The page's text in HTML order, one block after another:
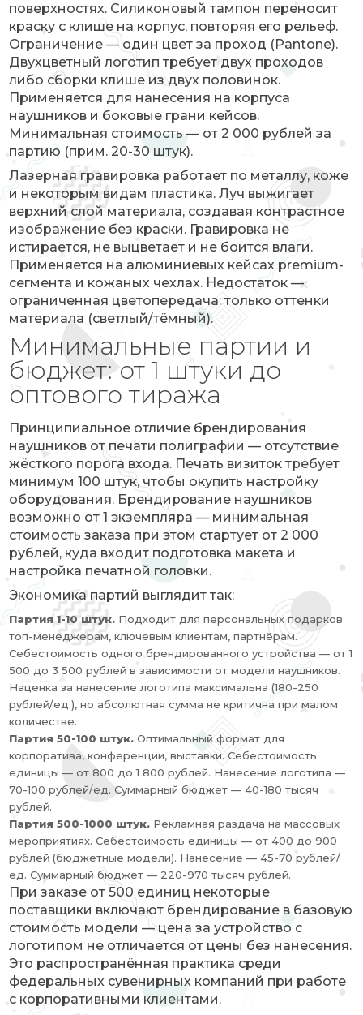
поверхностях. Силиконовый тампон переносит
краску с клише на корпус, повторяя его рельеф.
Ограничение — один цвет за проход (Pantone).
Двухцветный логотип требует двух проходов
либо сборки клише из двух половинок.
Применяется для нанесения на корпуса
наушников и боковые грани кейсов.
Минимальная стоимость — от 2 000 рублей за
партию (прим. 20-30 штук).
Лазерная гравировка работает по металлу, коже
и некоторым видам пластика. Луч выжигает
верхний слой материала, создавая контрастное
изображение без краски. Гравировка не
истирается, не выцветает и не боится влаги.
Применяется на алюминиевых кейсах premium-
сегмента и кожаных чехлах. Недостаток —
ограниченная цветопередача: только оттенки
материала (светлый/тёмный).
Минимальные партии и
бюджет: от 1 штуки до
оптового тиража
Принципиальное отличие брендирования
наушников от печати полиграфии — отсутствие
жёсткого порога входа. Печать визиток требует
минимум 100 штук, чтобы окупить настройку
оборудования. Брендирование наушников
возможно от 1 экземпляра — минимальная
стоимость заказа при этом стартует от 2 000
рублей, куда входит подготовка макета и
настройка печатной головки.
Экономика партий выглядит так:
Партия 1-10 штук. Подходит для персональных подарков
топ-менеджерам, ключевым клиентам, партнёрам.
Себестоимость одного брендированного устройства — от 1
500 до 3 500 рублей в зависимости от модели наушников.
Наценка за нанесение логотипа максимальна (180-250
рублей/ед.), но абсолютная сумма не критична при малом
количестве.
Партия 50-100 штук. Оптимальный формат для
корпоратива, конференции, выставки. Себестоимость
единицы — от 800 до 1 800 рублей. Нанесение логотипа —
70-100 рублей/ед. Суммарный бюджет — 40-180 тысяч
рублей.
Партия 500-1000 штук. Рекламная раздача на массовых
мероприятиях. Себестоимость единицы — от 400 до 900
рублей (бюджетные модели). Нанесение — 45-70 рублей/
ед. Суммарный бюджет — 220-970 тысяч рублей.
При заказе от 500 единиц некоторые
поставщики включают брендирование в базовую
стоимость модели — цена за устройство с
логотипом не отличается от цены без нанесения.
Это распространённая практика среди
федеральных сувенирных компаний при работе
с корпоративными клиентами.